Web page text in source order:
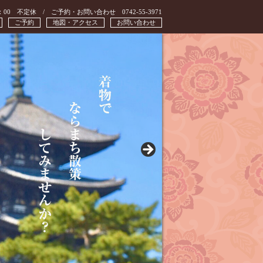
00 不定休 / ご予約・お問い合わせ 0742-55-3971
お問い合わせ
地図・アクセス
ご予約